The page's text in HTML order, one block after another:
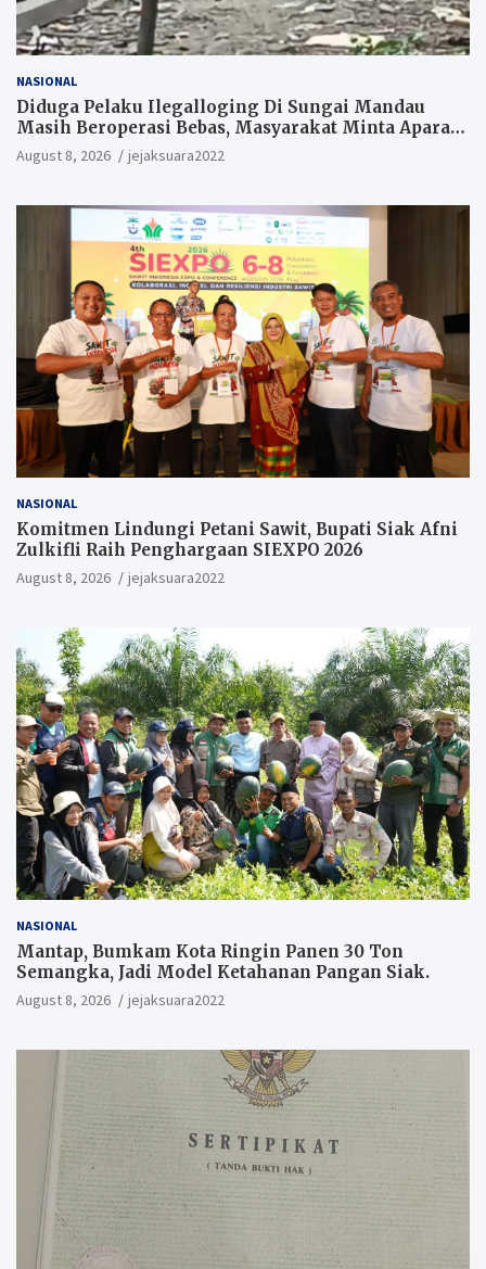
NASIONAL
Diduga Pelaku Ilegalloging Di Sungai Mandau
Masih Beroperasi Bebas, Masyarakat Minta Aparat
Penegak Hukum Segera Tangkap Aktor Dan
Pengurus.
August 8, 2026 jejaksuara2022
NASIONAL
Komitmen Lindungi Petani Sawit, Bupati Siak Afni
Zulkifli Raih Penghargaan SIEXPO 2026
August 8, 2026 jejaksuara2022
NASIONAL
Mantap, Bumkam Kota Ringin Panen 30 Ton
Semangka, Jadi Model Ketahanan Pangan Siak.
August 8, 2026 jejaksuara2022